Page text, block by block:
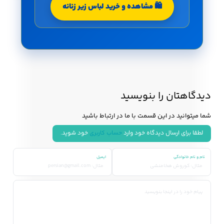
🛍️ مشاهده و خرید لباس زیر زنانه
دیدگاهتان را بنویسید
شما میتوانید در این قسمت با ما در ارتباط باشید
لطقا برای ارسال دیدگاه خود وارد حساب کاربری خود شوید.
نام و نام خانوادگی ایمیل